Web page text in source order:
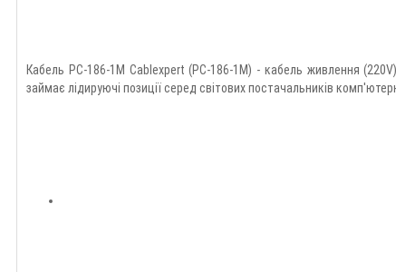
Кабель PC-186-1M Cablexpert (PC-186-1M) - кабель живлення
займає лідируючі позиції серед світових постачальників